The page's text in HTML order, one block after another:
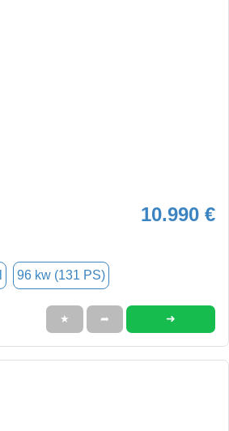
10.990 €
96 kw (131 PS)
★ ➦ ➜